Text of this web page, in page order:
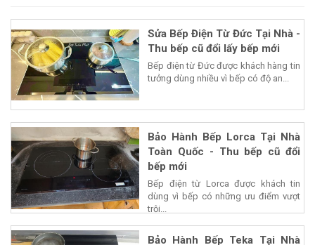
Sửa Bếp Điện Từ Đức Tại Nhà -
Thu bếp cũ đổi lấy bếp mới
Bếp điện từ Đức được khách hàng tin
tưởng dùng nhiều vì bếp có độ an...
Bảo Hành Bếp Lorca Tại Nhà
Toàn Quốc - Thu bếp cũ đổi
bếp mới
Bếp điện từ Lorca được khách tin
dùng vì bếp có những ưu điểm vượt
trội...
Bảo Hành Bếp Teka Tại Nhà